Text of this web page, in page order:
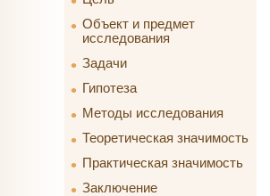
Объект и предмет
исследования
Задачи
Гипотеза
Методы исследования
Теоретическая значимость
Практическая значимость
Заключение